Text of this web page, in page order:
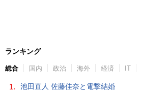
ランキング
総合 国内 政治 海外 経済 IT
1. 池田直人 佐藤佳奈と電撃結婚